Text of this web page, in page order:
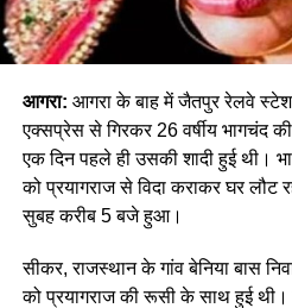
आगरा: आगरा के बाह में जैतपुर रेलवे
एक्सप्रेस से गिरकर 26 वर्षीय भागचंद
एक दिन पहले ही उसकी शादी हुई थी।
को प्रयागराज से विदा कराकर घर लौट
सुबह करीब 5 बजे हुआ।
सीकर, राजस्थान के गांव बेनिया बास
को प्रयागराज की रूसी के साथ हुई